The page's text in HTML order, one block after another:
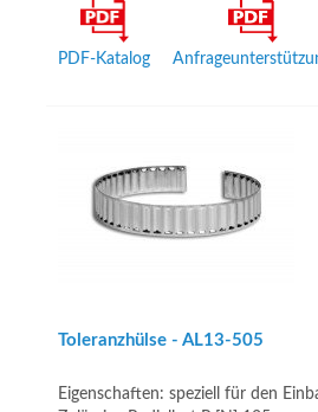
PDF-Katalog
Toleranzhülse - AL13­-505
Eigenschaften: speziell für den